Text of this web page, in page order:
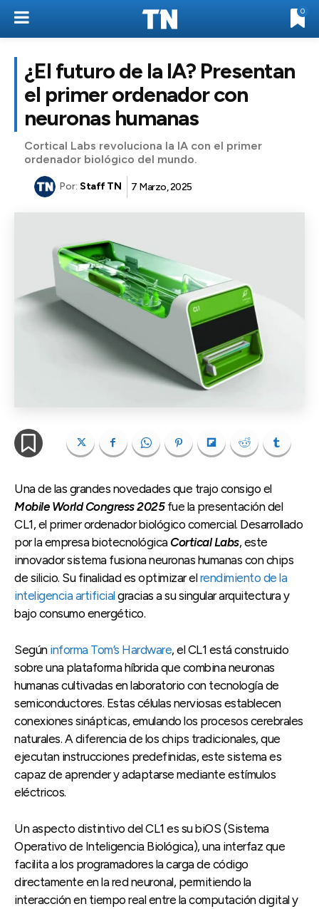
0
¿El futuro de la IA? Presentan
el primer ordenador con
neuronas humanas
Cortical Labs revoluciona la IA con el primer
ordenador biológico del mundo.
Por: Staff TN 7 Marzo, 2025
Una de las grandes novedades que trajo consigo el
Mobile World Congress 2025fue la presentación del
CL1, el primer ordenador biológico comercial. Desarrollado
por la empresa biotecnológica Cortical Labs, este
innovador sistema fusiona neuronas humanas con chips
de silicio. Su finalidad es optimizar elrendimiento de la
inteligencia artificial gracias a su singular arquitectura y
bajo consumo energético.
Según informa Tom’s Hardware, el CL1 está construido
sobre una plataforma híbrida que combina neuronas
humanas cultivadas en laboratorio con tecnología de
semiconductores. Estas células nerviosas establecen
conexiones sinápticas, emulando los procesos cerebrales
naturales. A diferencia de los chips tradicionales, que
ejecutan instrucciones predefinidas, este sistema es
capaz de aprender y adaptarse mediante estímulos
eléctricos.
Un aspecto distintivo del CL1 es su biOS (Sistema
Operativo de Inteligencia Biológica), una interfaz que
facilita a los programadores la carga de código
directamente en la red neuronal, permitiendo la
interacción en tiempo real entre la computación digital y